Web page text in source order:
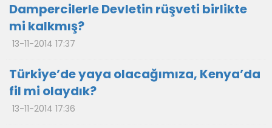
Dampercilerle Devletin rüşveti birlikte
mi kalkmış?
13-11-2014 17:37
Türkiye’de yaya olacağımıza, Kenya’da
fil mi olaydık?
13-11-2014 17:36